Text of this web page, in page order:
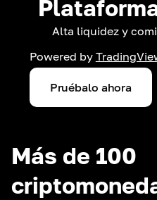
Alta liquidez y
Powered by
Pruébalo ahora
Más de 100